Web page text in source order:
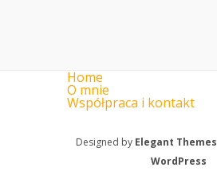
Home
O mnie
Współpraca i kontakt
Designed by Elegant Themes
WordPress